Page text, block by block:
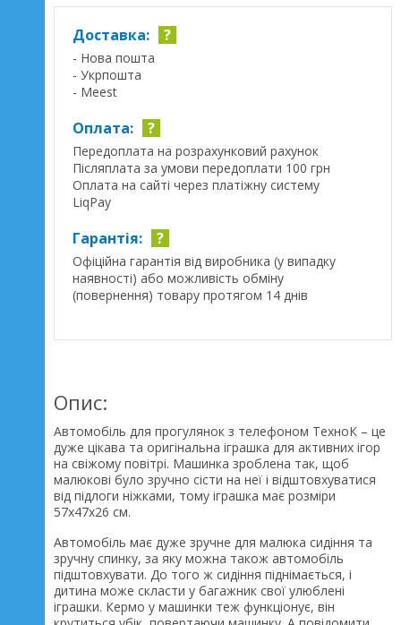
Доставка: ?
- Нова пошта
- Укрпошта
- Meest
Оплата: ?
Передоплата на розрахунковий рахунок
Післяплата за умови передоплати 100 грн
Оплата на сайті через платіжну систему
LiqPay
Гарантія: ?
Офіційна гарантія від виробника (у випадку
наявності) або можливість обміну
(повернення) товару протягом 14 днів
Опис:
Автомобіль для прогулянок з телефоном ТехноК – це
дуже цікава та оригінальна іграшка для активних ігор
на свіжому повітрі. Машинка зроблена так, щоб
малюкові було зручно сісти на неї і відштовхуватися
від підлоги ніжками, тому іграшка має розміри
57х47х26 см.
Автомобіль має дуже зручне для малюка сидіння та
зручну спинку, за яку можна також автомобіль
підштовхувати. До того ж сидіння піднімається, і
дитина може скласти у багажник свої улюблені
іграшки. Кермо у машинки теж функціонує, він